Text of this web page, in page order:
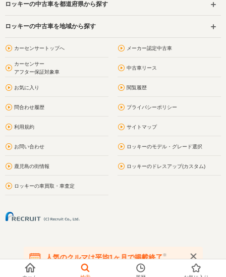
ロッキーの中古車を都道府県から探す
ロッキーの中古車を地域から探す
カーセンサートップへ メーカー認定中古車
カーセンサー
アフター保証対象車
中古車リース
お気に入り 閲覧履歴
問合わせ履歴 プライバシーポリシー
利用規約 サイトマップ
お問い合わせ ロッキーのモデル・グレード選択
鹿児島の街情報 ロッキーのドレスアップ(カスタム)
ロッキーの車買取・車査定
人気のクルマは平均1ヶ月で掲載終了※
在庫が無くなる前にお問い合わせください